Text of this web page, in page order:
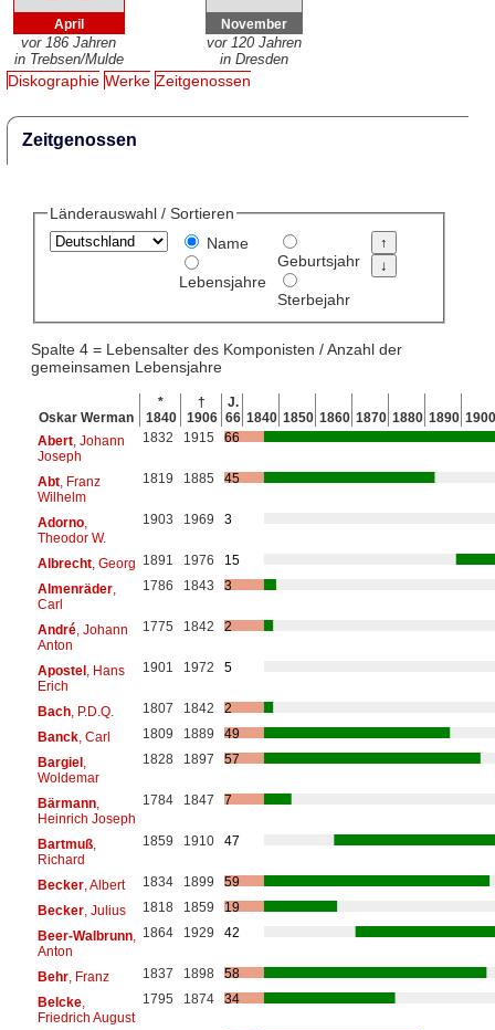
April
vor 186 Jahren
in Trebsen/Mulde
November
vor 120 Jahren
in Dresden
Diskographie Werke Zeitgenossen
Zeitgenossen
Länderauswahl / Sortieren
Name
Lebensjahre
Geburtsjahr
Sterbejahr
Spalte 4 = Lebensalter des Komponisten / Anzahl der
gemeinsamen Lebensjahre
Oskar Werman
*
1840
†
1906
J.
66 1840 1850 1860 1870 1880 1890 1900
Abert, Johann
Joseph
1832 1915 66
Abt, Franz
Wilhelm
1819 1885 45
Adorno,
Theodor W.
1903 1969 3
Albrecht, Georg 1891 1976
15
Almenräder,
Carl
1786 1843 3
André, Johann
Anton
1775 1842 2
Apostel, Hans
Erich
1901 1972 5
Bach, P.D.Q. 1807 1842
2
Banck, Carl 1809 1889
49
Bargiel,
Woldemar
1828 1897 57
Bärmann,
Heinrich Joseph
1784 1847 7
Bartmuß,
Richard
1859 1910 47
Becker, Albert 1834 1899
59
Becker, Julius 1818 1859
19
Beer-Walbrunn,
Anton
1864 1929 42
Behr, Franz 1837 1898
58
Belcke,
Friedrich August
1795 1874 34